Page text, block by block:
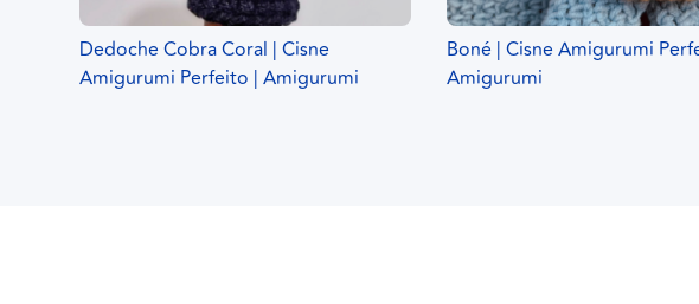
Dedoche Cobra Coral | Cisne
Amigurumi Perfeito | Amigurumi
Boné | Cisne Amigurumi
Amigurumi